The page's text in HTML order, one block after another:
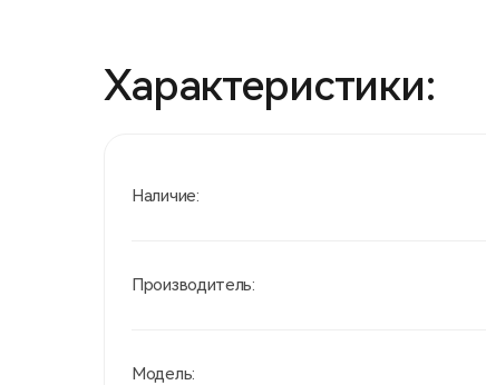
Характеристики:
Наличие:
Производитель:
Модель: